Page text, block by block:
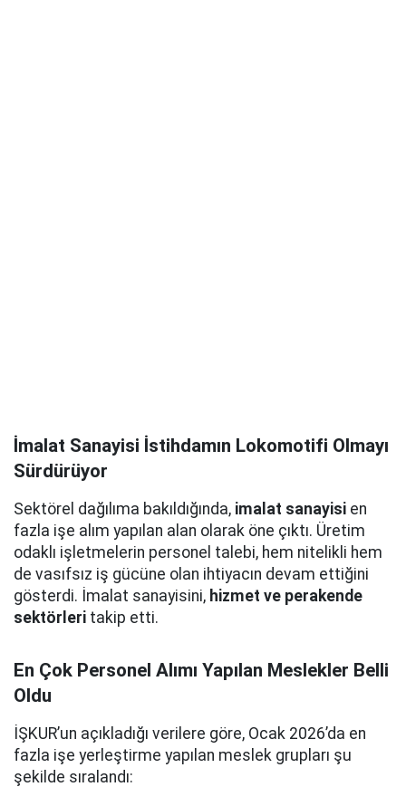
İmalat Sanayisi İstihdamın Lokomotifi Olmayı
Sürdürüyor
Sektörel dağılıma bakıldığında, imalat sanayisi en
fazla işe alım yapılan alan olarak öne çıktı. Üretim
odaklı işletmelerin personel talebi, hem nitelikli hem
de vasıfsız iş gücüne olan ihtiyacın devam ettiğini
gösterdi. İmalat sanayisini, hizmet ve perakende
sektörleri takip etti.
En Çok Personel Alımı Yapılan Meslekler Belli
Oldu
İŞKUR’un açıkladığı verilere göre, Ocak 2026’da en
fazla işe yerleştirme yapılan meslek grupları şu
şekilde sıralandı: